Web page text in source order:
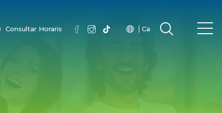
Consultar Horaris Ca